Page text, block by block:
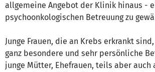
allgemeine Angebot der Klinik hinaus -
psychoonkologischen Betreuung zu
Junge Frauen, die an Krebs erkrankt
ganz besondere und sehr persönliche
junge Mütter, Ehefrauen, teils aber auch